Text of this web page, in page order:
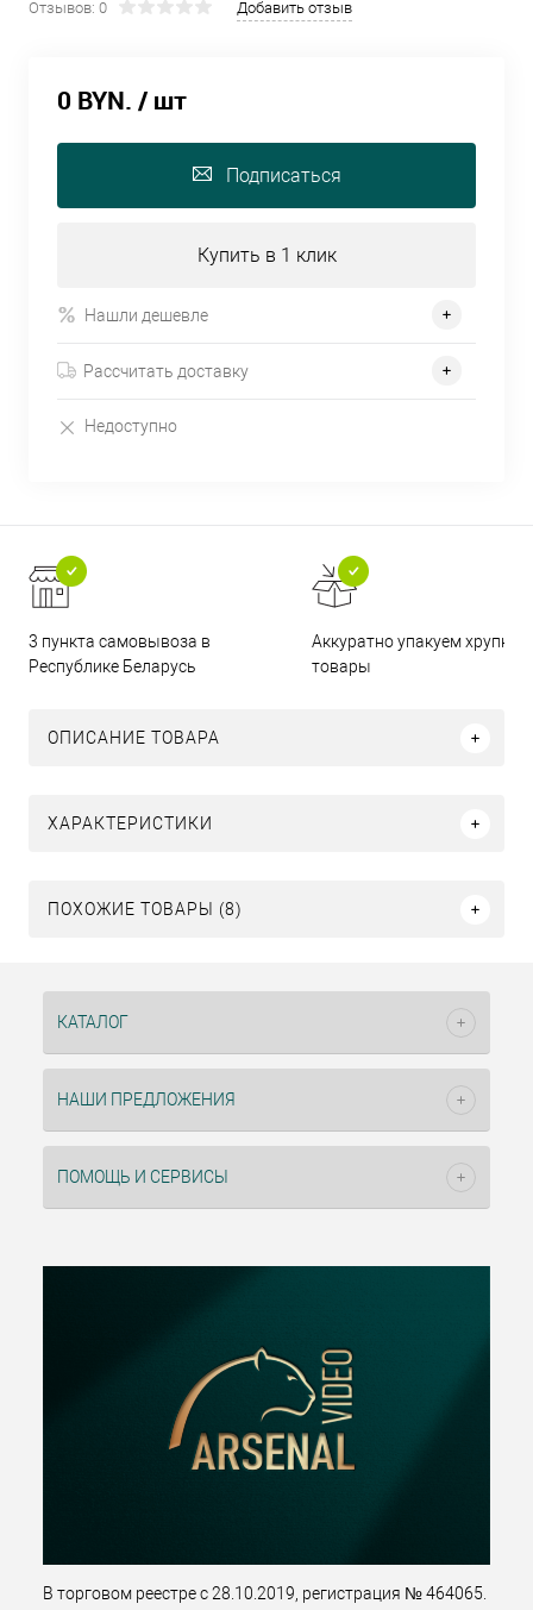
Отзывов: 0 Добавить отзыв
0 BYN. / шт
Подписаться
Купить в 1 клик
Нашли дешевле
Рассчитать доставку
Недоступно
3 пункта самовывоза в
Республике Беларусь
Аккуратно упакуем хрупкие
товары
ОПИСАНИЕ ТОВАРА
ХАРАКТЕРИСТИКИ
ПОХОЖИЕ ТОВАРЫ (8)
КАТАЛОГ
НАШИ ПРЕДЛОЖЕНИЯ
ПОМОЩЬ И СЕРВИСЫ
В торговом реестре с 28.10.2019, регистрация № 464065.